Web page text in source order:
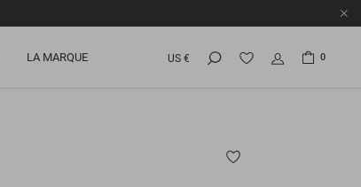
LA MARQUE US € 0